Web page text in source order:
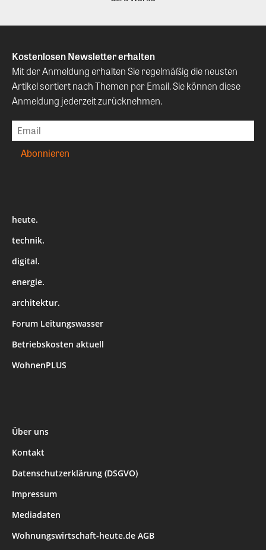
Kostenlosen Newsletter erhalten
Mit der Anmeldung erhalten Sie regelmäßig die neusten
Artikel sortiert nach Themen per Email. Sie können diese
Anmeldung jederzeit zurücknehmen.
heute.
technik.
digital.
energie.
architektur.
Forum Leitungswasser
Betriebskosten aktuell
WohnenPLUS
Über uns
Kontakt
Datenschutzerklärung (DSGVO)
Impressum
Mediadaten
Wohnungswirtschaft-heute.de AGB